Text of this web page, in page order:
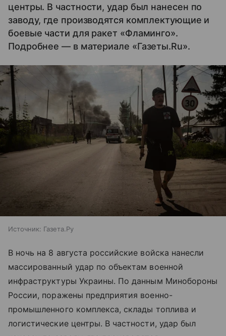
центры. В частности, удар был нанесен по
заводу, где производятся комплектующие и
боевые части для ракет «Фламинго».
Подробнее — в материале «Газеты.Ru».
Источник: Газета.Ру
В ночь на 8 августа российские войска нанесли
массированный удар по объектам военной
инфраструктуры Украины. По данным Минобороны
России, поражены предприятия военно-
промышленного комплекса, склады топлива и
логистические центры. В частности, удар был